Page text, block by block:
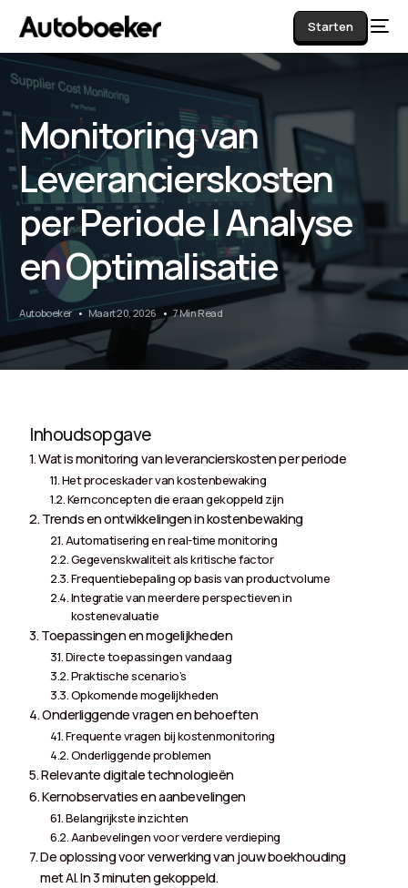
Starten
Monitoring van
Leverancierskosten
per Periode | Analyse
en Optimalisatie
Autoboeker Maart 20, 2026 7 Min Read
Inhoudsopgave
Wat is monitoring van leverancierskosten per periode
Het proceskader van kostenbewaking
Kernconcepten die eraan gekoppeld zijn
Trends en ontwikkelingen in kostenbewaking
Automatisering en real-time monitoring
Gegevenskwaliteit als kritische factor
Frequentiebepaling op basis van productvolume
Integratie van meerdere perspectieven in
kostenevaluatie
Toepassingen en mogelijkheden
Directe toepassingen vandaag
Praktische scenario’s
Opkomende mogelijkheden
Onderliggende vragen en behoeften
Frequente vragen bij kostenmonitoring
Onderliggende problemen
Relevante digitale technologieën
Kernobservaties en aanbevelingen
Belangrijkste inzichten
Aanbevelingen voor verdere verdieping
De oplossing voor verwerking van jouw boekhouding
met AI. In 3 minuten gekoppeld.
AI